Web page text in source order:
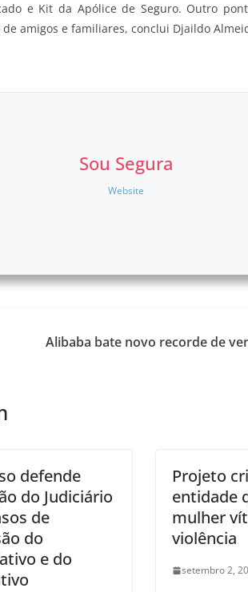
e Kit da Apólice de Seguro. Outro
amigos e familiares, conclui Djaildo
Sou Segura
Website
Alibaba bate novo recorde de
defende
do Judiciário
de
do
e do
Projeto
entidade
mulher
violência
setembro 2,